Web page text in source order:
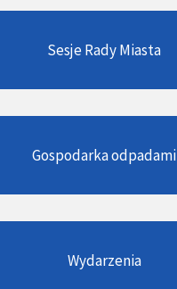
Sesje Rady Miasta
Gospodarka odpadami
Wydarzenia